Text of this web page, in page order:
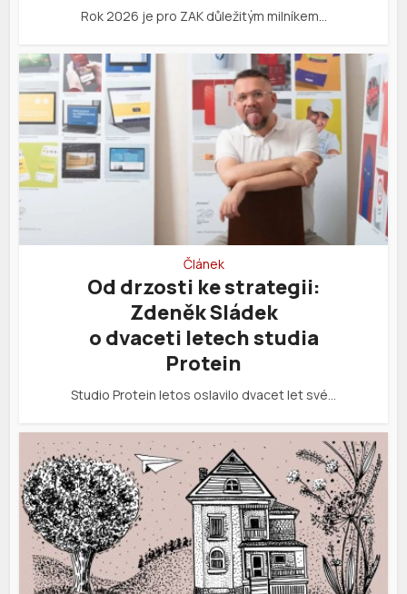
Rok 2026 je pro ZAK důležitým milníkem…
Článek
Od drzosti ke strategii:
Zdeněk Sládek
o dvaceti letech studia
Protein
Studio Protein letos oslavilo dvacet let své…